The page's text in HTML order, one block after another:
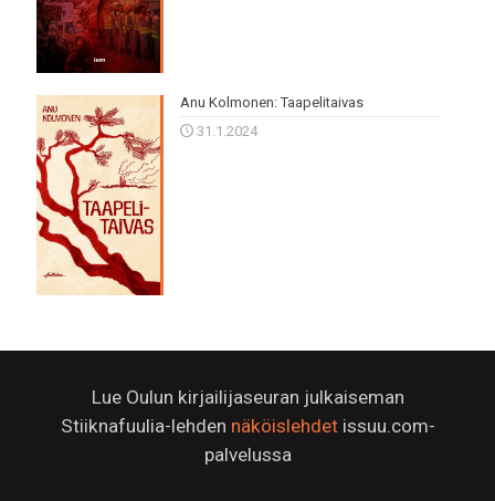
Anu Kolmonen: Taapelitaivas
31.1.2024
Lue Oulun kirjailijaseuran julkaiseman
Stiiknafuulia-lehden näköislehdetissuu.com-
palvelussa